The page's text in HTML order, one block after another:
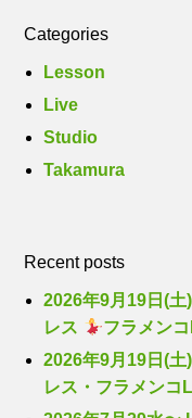
Categories
Lesson
Live
Studio
Takamura
Recent posts
2026年9月19日(土
レス
フラメン
2026年9月19日(土
レス・フラメンコ